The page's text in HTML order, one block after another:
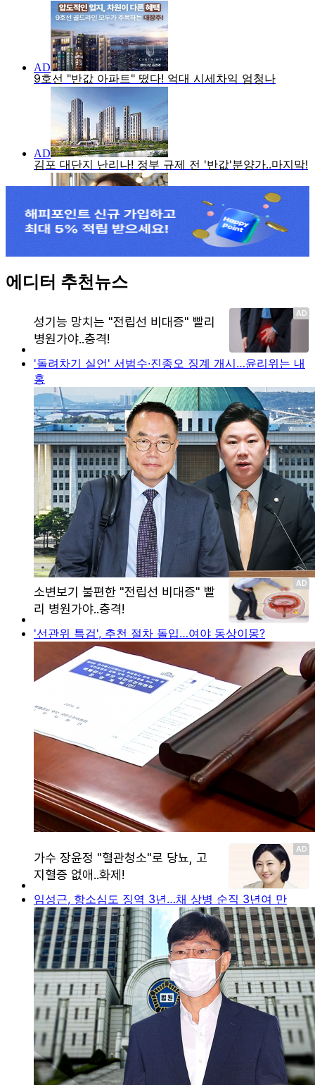
에디터 추천뉴스
'돌려차기 실언' 서범수·진종오 징계 개시…윤리위는 내
홍
'선관위 특검', 추천 절차 돌입…여야 동상이몽?
임성근, 항소심도 징역 3년…채 상병 순직 3년여 만